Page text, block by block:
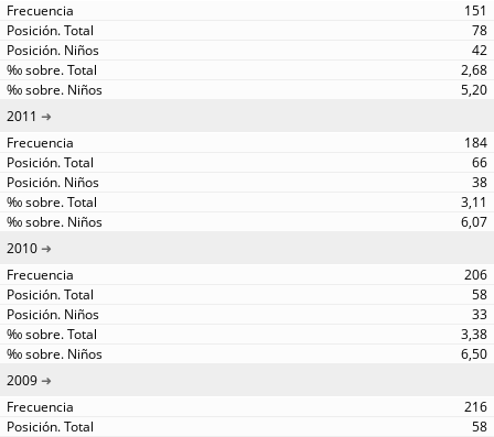
151
78
42
2,68
5,20
2011
184
66
38
3,11
6,07
2010
206
58
33
3,38
6,50
2009
216
58